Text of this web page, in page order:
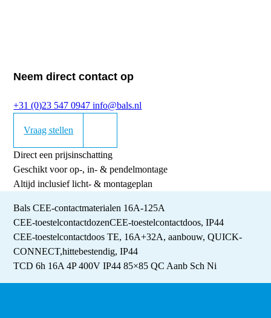
Neem direct contact op
+31 (0)23 547 0947info@bals.nl
Vraag stellen
Direct een prijsinschatting
Geschikt voor op-, in- & pendelmontage
Altijd inclusief licht- & montageplan
Bals CEE-contactmaterialen 16A-125A
CEE-toestelcontactdozenCEE-toestelcontactdoos, IP44
CEE-toestelcontactdoos TE, 16A+32A, aanbouw, QUICK-
CONNECT,hittebestendig, IP44
TCD 6h 16A 4P 400V IP44 85×85 QC Aanb Sch Ni